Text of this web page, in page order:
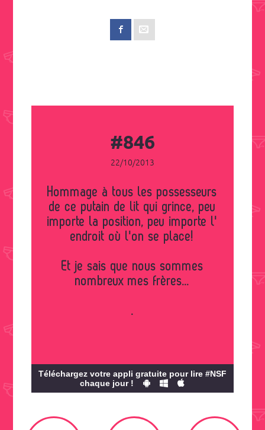
#846
22/10/2013
Hommage à tous les possesseurs
de ce putain de lit qui grince, peu
importe la position, peu importe l'
endroit où l'on se place!
Et je sais que nous sommes
nombreux mes frères...
.
Téléchargez votre appli gratuite pour lire #NSF
chaque jour !